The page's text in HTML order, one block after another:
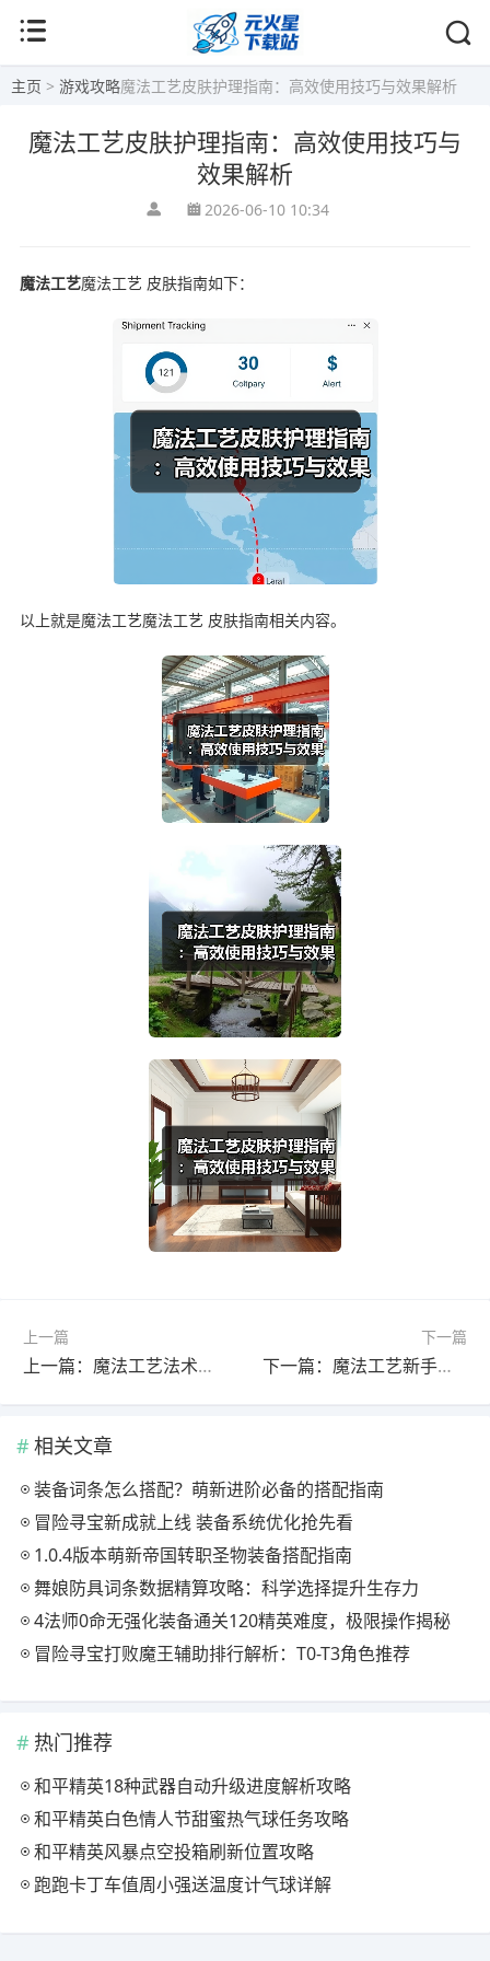
主页 > 游戏攻略魔法工艺皮肤护理指南：高效使用技巧与效果解析
魔法工艺皮肤护理指南：高效使用技巧与
效果解析
2026-06-10 10:34
魔法工艺魔法工艺 皮肤指南如下：
以上就是魔法工艺魔法工艺 皮肤指南相关内容。
上一篇
上一篇：魔法工艺法术遗物套装推荐！新手如何快速成型？
下一篇
下一篇：魔法工艺新手必看！一文掌握法术编程技巧，轻松通关秘籍大公开
相关文章
装备词条怎么搭配？萌新进阶必备的搭配指南
冒险寻宝新成就上线 装备系统优化抢先看
1.0.4版本萌新帝国转职圣物装备搭配指南
舞娘防具词条数据精算攻略：科学选择提升生存力
4法师0命无强化装备通关120精英难度，极限操作揭秘
冒险寻宝打败魔王辅助排行解析：T0-T3角色推荐
热门推荐
和平精英18种武器自动升级进度解析攻略
和平精英白色情人节甜蜜热气球任务攻略
和平精英风暴点空投箱刷新位置攻略
跑跑卡丁车值周小强送温度计气球详解